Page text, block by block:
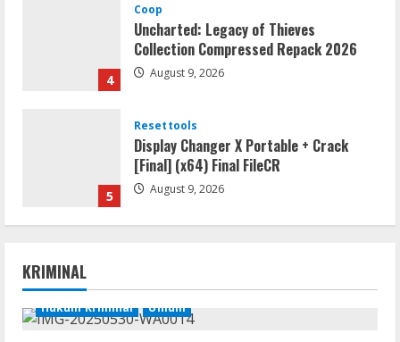
4
Coop
Uncharted: Legacy of Thieves
Collection Compressed Repack 2026
August 9, 2026
5
Resettools
Display Changer X Portable + Crack
[Final] (x64) Final FileCR
August 9, 2026
1
.torrent
August 9, 2026
KRIMINAL
Hukum Kriminal Umum